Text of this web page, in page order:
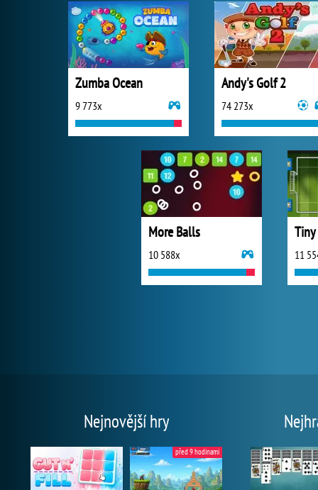
Zumba Ocean
9 773x
Andy's Golf 2
74 273x
More Balls
10 588x 11
Nejnovější hry
před 9 hodinami